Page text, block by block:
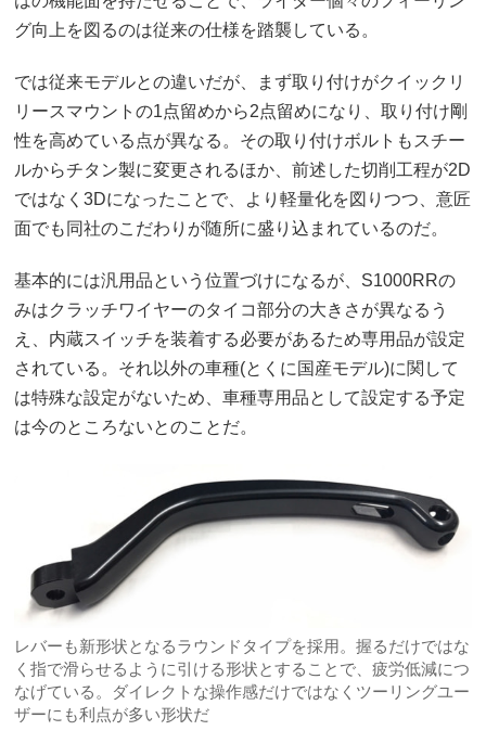
グ向上を図るのは従来の仕様を踏襲している。
では従来モデルとの違いだが、まず取り付けがクイックリ
リースマウントの1点留めから2点留めになり、取り付け剛
性を高めている点が異なる。その取り付けボルトもスチー
ルからチタン製に変更されるほか、前述した切削工程が2D
ではなく3Dになったことで、より軽量化を図りつつ、意匠
面でも同社のこだわりが随所に盛り込まれているのだ。
基本的には汎用品という位置づけになるが、S1000RRの
みはクラッチワイヤーのタイコ部分の大きさが異なるう
え、内蔵スイッチを装着する必要があるため専用品が設定
されている。それ以外の車種(とくに国産モデル)に関して
は特殊な設定がないため、車種専用品として設定する予定
は今のところないとのことだ。
レバーも新形状となるラウンドタイプを採用。握るだけではな
く指で滑らせるように引ける形状とすることで、疲労低減につ
なげている。ダイレクトな操作感だけではなくツーリングユー
ザーにも利点が多い形状だ